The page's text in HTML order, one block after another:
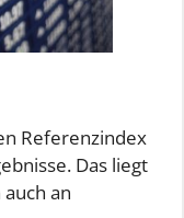
Referenzindex
Das liegt
an